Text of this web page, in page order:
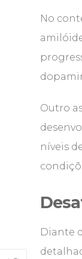
No
Outro
níveis
Diante